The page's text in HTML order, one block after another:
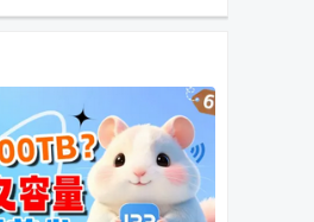
app
交友).apk
腾讯微信app 情侣玩吧app